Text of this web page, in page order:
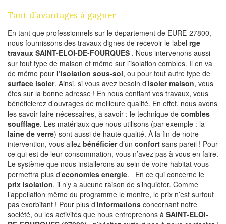
Tant d’avantages à gagner
En tant que professionnels sur le departement de EURE-27800,
nous fournissons des travaux dignes de recevoir le label rge
travaux SAINT-ELOI-DE-FOURQUES . Nous intervenons aussi
sur tout type de maison et même sur l’isolation combles. Il en va
de même pour l’isolation sous-sol, ou pour tout autre type de
surface isoler. Ainsi, si vous avez besoin d’isoler maison, vous
êtes sur la bonne adresse ! En nous confiant vos travaux, vous
bénéficierez d’ouvrages de meilleure qualité. En effet, nous avons
les savoir-faire nécessaires, à savoir : le technique de combles
soufflage. Les matériaux que nous utilisons (par exemple : la
laine de verre) sont aussi de haute qualité. À la fin de notre
intervention, vous allez bénéficierd’un confort sans pareil ! Pour
ce qui est de leur consommation, vous n’avez pas à vous en faire.
Le système que nous installerons au sein de votre habitat vous
permettra plus d’economies energie. En ce qui concerne le
prix isolation, il n’y a aucune raison de s’inquiéter. Comme
l’appellation même du programme le montre, le prix n’est surtout
pas exorbitant ! Pour plus d’informations concernant notre
société, ou les activités que nous entreprenons à SAINT-ELOI-